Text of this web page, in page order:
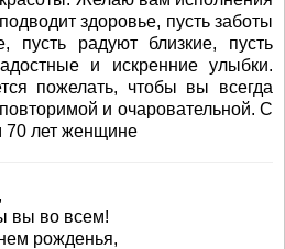
здоровье, пусть заботы
пусть радуют близкие, пусть
и искренние улыбки.
пожелать, чтобы вы всегда
и очаровательной. С
лет женщине
вы во всем!
рожденья,